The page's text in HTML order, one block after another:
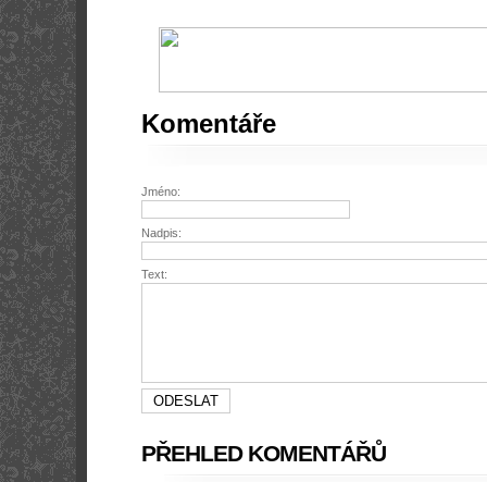
Komentáře
Jméno:
Nadpis:
Text:
PŘEHLED KOMENTÁŘŮ